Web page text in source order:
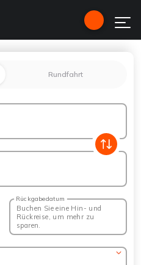
Rundfahrt
Rückgabedatum
Buchen Sie eine Hin- und
Rückreise, um mehr zu
sparen.